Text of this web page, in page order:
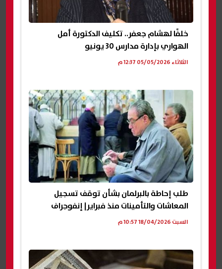
خلفًا لهشام جعفر.. تكليف الدكتورة أمل
الهواري بإدارة مدارس 30 يونيو
الثلاثاء 05/05/2026 12:37 م
طلب إحاطة بالبرلمان بشأن توقف تسجيل
المعاشات والتأمينات منذ فبراير| إنفوجراف
السبت 18/04/2026 10:57 م